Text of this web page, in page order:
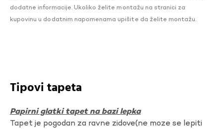
dodatne informacije. Ukoliko želite montažu na stranici za
kupovinu u dodatnim napomenama upišite da želite montažu.
Tipovi tapeta
Papirni glatki tapet na bazi lepka
Tapet je pogodan za ravne zidove(ne moze se lepiti